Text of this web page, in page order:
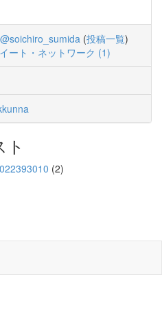
@soichiro_sumida (投稿一覧)
ート・ネットワーク (1)
(2)